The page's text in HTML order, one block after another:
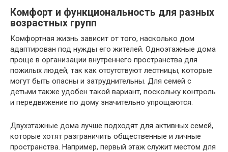
Комфорт и функциональность для разных
возрастных групп
Комфортная жизнь зависит от того, насколько дом
адаптирован под нужды его жителей. Одноэтажные дома
проще в организации внутреннего пространства для
пожилых людей, так как отсутствуют лестницы, которые
могут быть опасны и затруднительны. Для семей с
детьми также удобен такой вариант, поскольку контроль
и передвижение по дому значительно упрощаются.
Двухэтажные дома лучше подходят для активных семей,
которые хотят разграничить общественные и личные
пространства. Например, первый этаж служит местом для